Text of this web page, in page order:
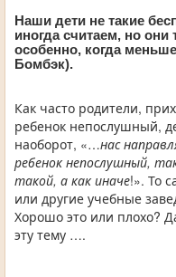
Наши дети не такие
иногда считаем, но
особенно, когда
Бомбэк).
Как часто родители,
ребенок непослушный,
наоборот, «…нас
ребенок непослушный,
такой, а как иначе!». То
или другие учебные
Хорошо это или плохо?
эту тему ….